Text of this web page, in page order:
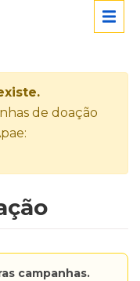
de doação
campanhas.